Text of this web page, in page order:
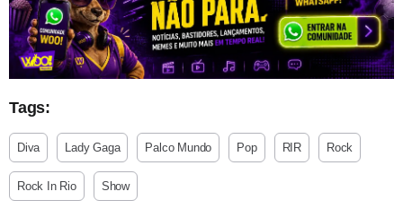
Tags:
Diva Lady Gaga Palco Mundo Pop RIR Rock
Rock In Rio Show